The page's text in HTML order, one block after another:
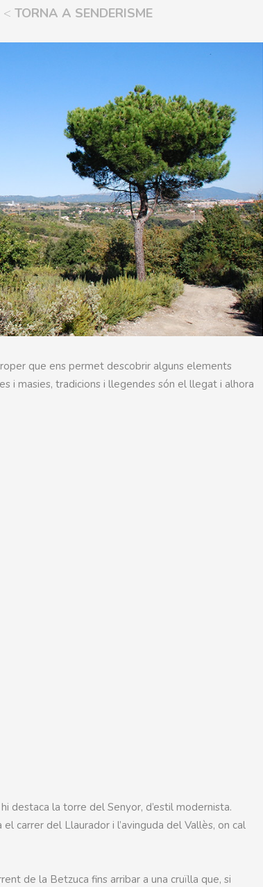
< TORNA A SENDERISME
que ens permet descobrir alguns elements
i masies, tradicions i llegendes són el llegat i alhora
destaca la torre del Senyor, d’estil modernista.
carrer del Llaurador i l’avinguda del Vallès, on cal
de la Betzuca fins arribar a una cruïlla que, si